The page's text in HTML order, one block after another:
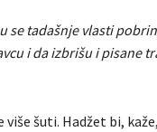
se tadašnje vlasti
i da izbrišu i pisane
više šuti. Hadžet bi,